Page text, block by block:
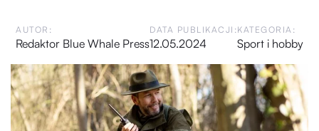
AUTOR:
Redaktor Blue Whale Press
DATA PUBLIKACJI:
12.05.2024
KATEGORIA:
Sport i hobby